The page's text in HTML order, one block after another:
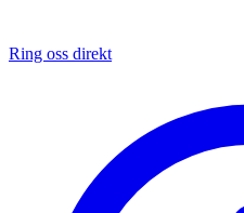
Ring oss direkt